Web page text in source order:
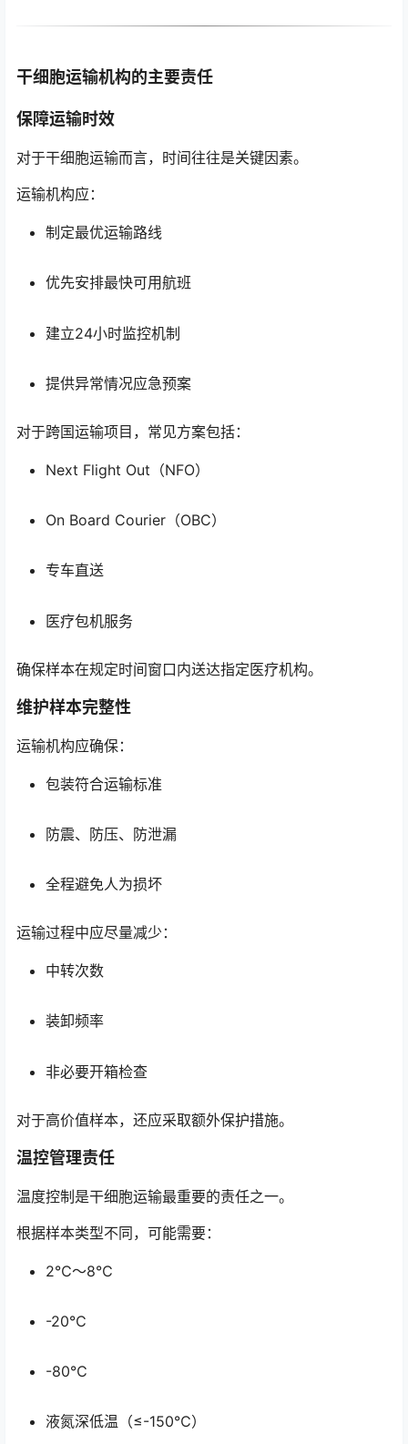
干细胞运输机构的主要责任
保障运输时效
对于干细胞运输而言，时间往往是关键因素。
运输机构应：
制定最优运输路线
优先安排最快可用航班
建立24小时监控机制
提供异常情况应急预案
对于跨国运输项目，常见方案包括：
Next Flight Out（NFO）
On Board Courier（OBC）
专车直送
医疗包机服务
确保样本在规定时间窗口内送达指定医疗机构。
维护样本完整性
运输机构应确保：
包装符合运输标准
防震、防压、防泄漏
全程避免人为损坏
运输过程中应尽量减少：
中转次数
装卸频率
非必要开箱检查
对于高价值样本，还应采取额外保护措施。
温控管理责任
温度控制是干细胞运输最重要的责任之一。
根据样本类型不同，可能需要：
2℃～8℃
-20℃
-80℃
液氮深低温（≤-150℃）